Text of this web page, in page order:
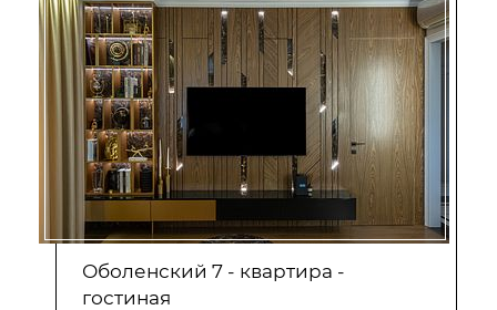
Оболенский 7 - квартира -
гостиная